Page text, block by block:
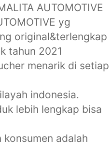
AUTOMOTIVE
yg
original&terlengkap
tahun 2021
menarik di setiap
indonesia.
lebih lengkap bisa
konsumen adalah